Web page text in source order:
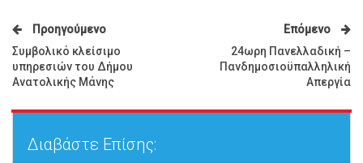
Προηγούμενο
Συμβολικό κλείσιμο
υπηρεσιών του Δήμου
Ανατολικής Μάνης
Επόμενο
24ωρη Πανελλαδική –
Πανδημοσιοϋπαλληλική
Απεργία
Διαβάστε Επίσης: